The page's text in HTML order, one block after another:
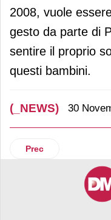
2008, vuole
gesto da parte di
sentire il proprio
questi bambini.
(_NEWS) 30
Articolo
Prec